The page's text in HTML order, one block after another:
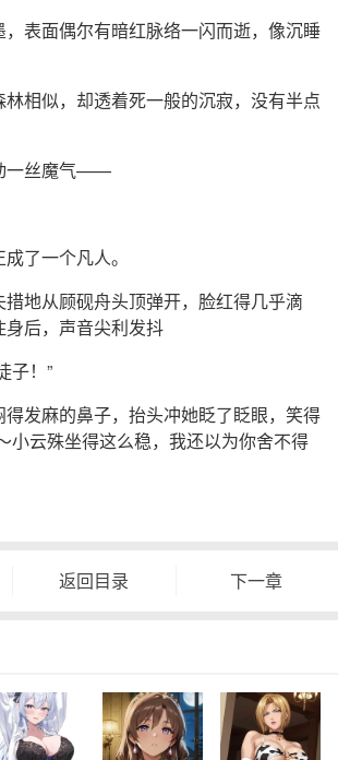
表面偶尔有暗红脉络一闪而逝，像沉睡
相似，却透着死一般的沉寂，没有半点
一丝魔气——
了一个凡人。
地从顾砚舟头顶弹开，脸红得几乎滴
后，声音尖利发抖
子！”
发麻的鼻子，抬头冲她眨了眨眼，笑得
小云殊坐得这么稳，我还以为你舍不得
返回目录 下一章